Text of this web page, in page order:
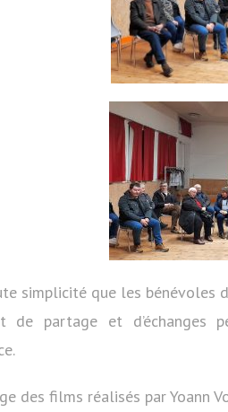
simplicité que les
de partage et
des films réalisés par Yoann